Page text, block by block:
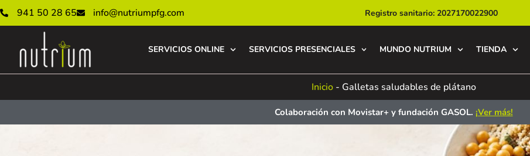
941 50 28 65 info@nutriumpfg.com Registro sanitario: 2027170022900
SERVICIOS ONLINE SERVICIOS PRESENCIALES MUNDO NUTRIUM TIENDA
Inicio- Galletas saludables de plátano
Colaboración con Movistar+ y fundación GASOL. ¡Ver más!